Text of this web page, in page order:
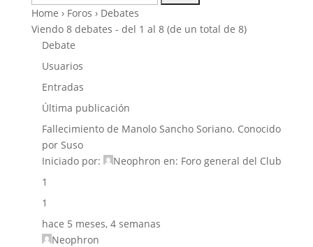
Home › Foros › Debates
Viendo 8 debates - del 1 al 8 (de un total de 8)
Debate
Usuarios
Entradas
Última publicación
Fallecimiento de Manolo Sancho Soriano. Conocido
por Suso
Iniciado por:
Neophron en: Foro general del Club
1
1
hace 5 meses, 4 semanas
Neophron